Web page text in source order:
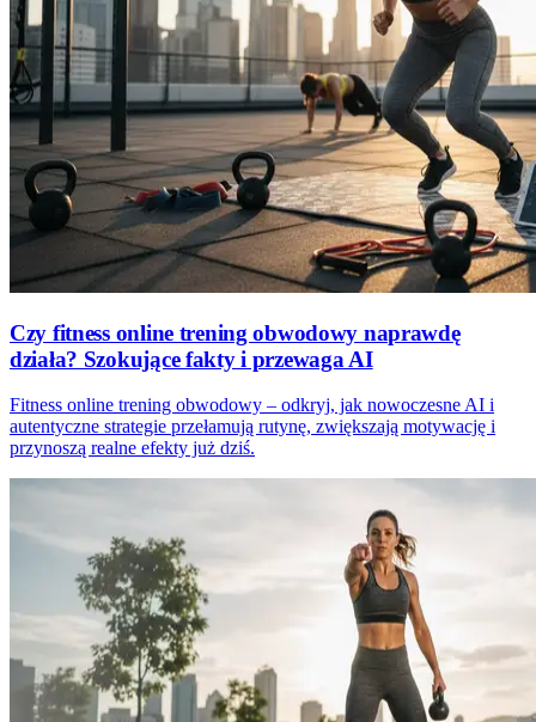
Czy fitness online trening obwodowy naprawdę
działa? Szokujące fakty i przewaga AI
Fitness online trening obwodowy – odkryj, jak nowoczesne AI i
autentyczne strategie przełamują rutynę, zwiększają motywację i
przynoszą realne efekty już dziś.